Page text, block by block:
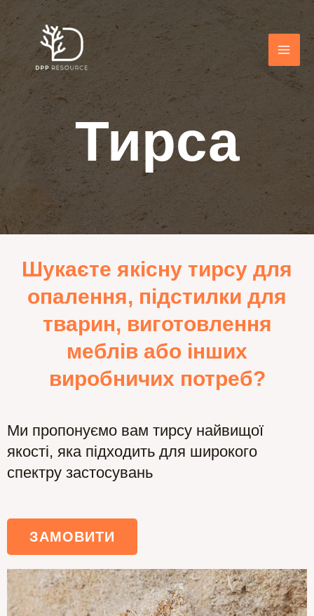
Тирса
Шукаєте якісну тирсу для
опалення, підстилки для
тварин, виготовлення
меблів або інших
виробничих потреб?
Ми пропонуємо вам тирсу найвищої
якості, яка підходить для широкого
спектру застосувань
ЗАМОВИТИ